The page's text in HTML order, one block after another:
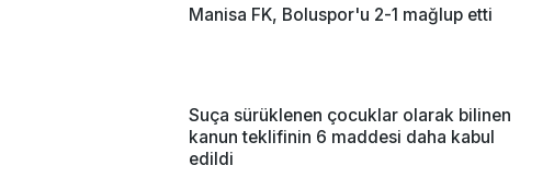
Manisa FK, Boluspor'u 2-1 mağlup etti
Suça sürüklenen çocuklar olarak bilinen
kanun teklifinin 6 maddesi daha kabul
edildi